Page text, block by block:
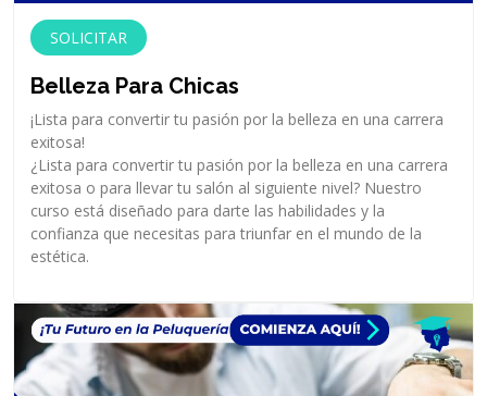
SOLICITAR
Belleza Para Chicas
¡Lista para convertir tu pasión por la belleza en una carrera
exitosa!
¿Lista para convertir tu pasión por la belleza en una carrera
exitosa o para llevar tu salón al siguiente nivel? Nuestro
curso está diseñado para darte las habilidades y la
confianza que necesitas para triunfar en el mundo de la
estética.